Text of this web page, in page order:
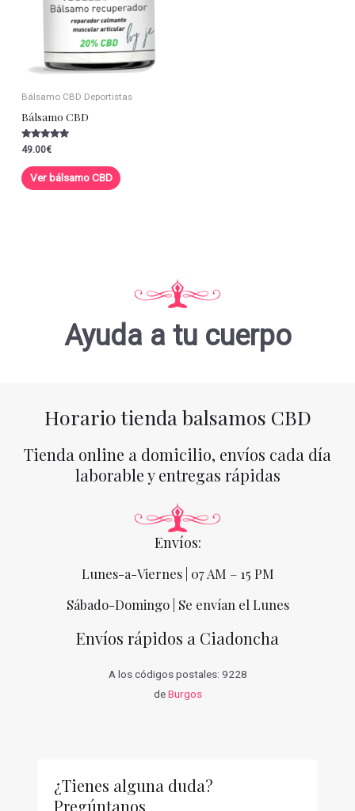
Bálsamo CBD Deportistas
Bálsamo CBD
Valorado con
5.00
de 5
49.00€
Ver bálsamo CBD
Ayuda a tu cuerpo
Horario tienda balsamos CBD
Tienda online a domicilio, envíos cada día
laborable y entregas rápidas
Envíos:
Lunes-a-Viernes | 07 AM – 15 PM
Sábado-Domingo | Se envían el Lunes
Envíos rápidos a Ciadoncha
A los códigos postales: 9228
deBurgos
¿Tienes alguna duda?
Pregúntanos